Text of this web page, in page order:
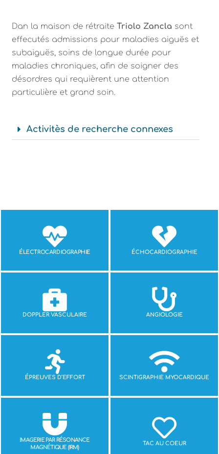
Dan la maison de rétraite Triolo Zancla sont
effecutés admissions pour maladies aiguës et
subaiguës, soins de longue durée pour
maladies chroniques, afin de soigner des
désordres qui requièrent une attention
particulière et grand soin.
Activitès de recherche connexes
ÉLECTROCARDIOGRAPHIE ÉCHOCARDIOGRAPHIE
DOPPLER VASCULAIRE ANGIOLOGIE
ÉPREUVES D’EFFORT SCINTIGRAPHIE MYOCARDIQUE
IMAGERIE PAR RÉSONANCE
MAGNÉTIQUE (IRM)
TAC AU COEUR